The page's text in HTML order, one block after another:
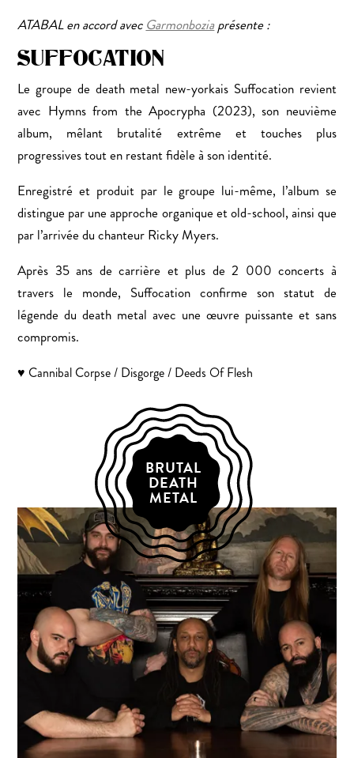
ATABAL en accord avec Garmonboziaprésente :
SUFFOCATION
Le groupe de death metal new-yorkais Suffocation revient
avec Hymns from the Apocrypha (2023), son neuvième
album, mêlant brutalité extrême et touches plus
progressives tout en restant fidèle à son identité.
Enregistré et produit par le groupe lui-même, l’album se
distingue par une approche organique et old-school, ainsi que
par l’arrivée du chanteur Ricky Myers.
Après 35 ans de carrière et plus de 2 000 concerts à
travers le monde, Suffocation confirme son statut de
légende du death metal avec une œuvre puissante et sans
compromis.
♥ Cannibal Corpse / Disgorge / Deeds Of Flesh
BRUTAL
DEATH
METAL